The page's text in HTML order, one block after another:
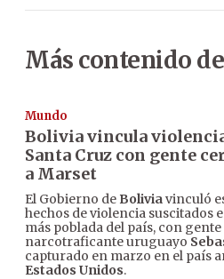
Más contenido
Mundo
Bolivia vincula
Santa Cruz con gente
a Marset
El Gobierno de Boliviavinculó
hechos de violencia suscitados
más poblada del país, con
narcotraficante uruguayo
capturado en marzo en el país
Estados Unidos.